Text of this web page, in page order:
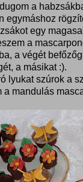
a
egymáshoz
egy
a
a végét
a másikat :).
lyukat szúrok a
a mandulás